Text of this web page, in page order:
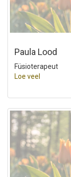
Paula Lood
Füsioterapeut
Loe veel